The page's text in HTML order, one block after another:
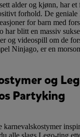
alder og kjønn, har
forhold. De
for barn med
har blitt en massiv
og videospill om de
Ninjago, er en
og
Partyking
karnevalskostymer
alle slags Lego-ting